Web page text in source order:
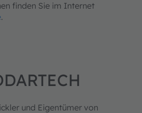
finden Sie im Internet
.
und Eigentümer von